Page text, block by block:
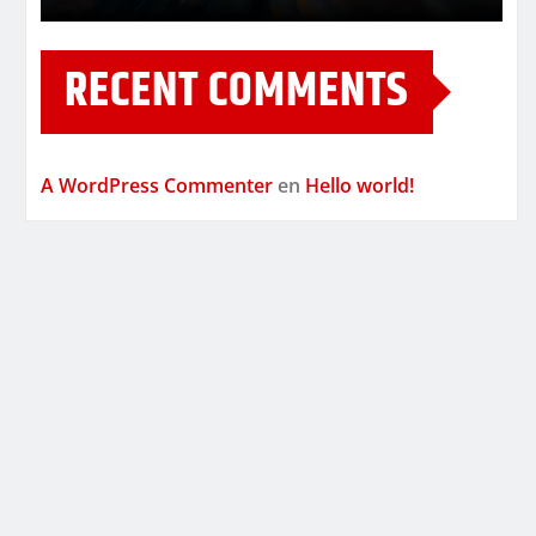
RECENT COMMENTS
A WordPress Commenter en Hello world!